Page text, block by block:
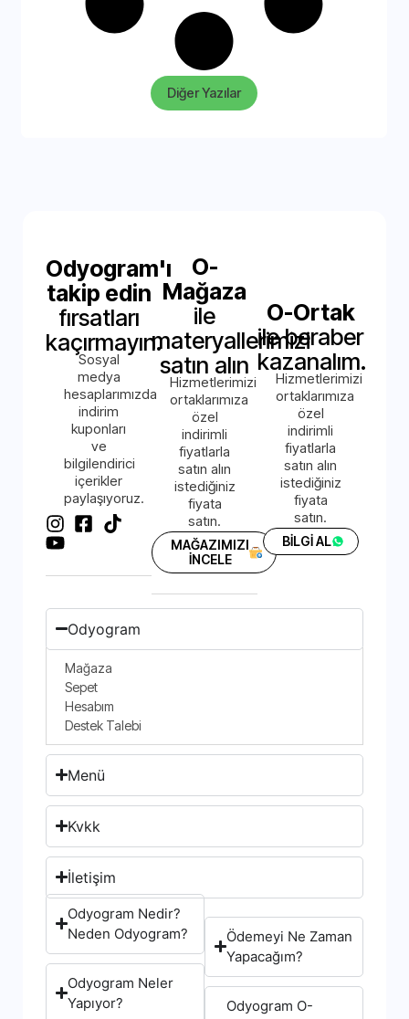
Diğer Yazılar
Odyogram'ı
takip edin
fırsatları
kaçırmayın.
Sosyal
medya
hesaplarımızda
indirim
kuponları
ve
bilgilendirici
içerikler
paylaşıyoruz.
O-
Mağaza
ile
materyallerimizi
satın alın
Hizmetlerimizi
ortaklarımıza
özel
indirimli
fiyatlarla
satın alın
istediğiniz
fiyata
satın.
MAĞAZIMIZI
İNCELE
O-Ortak
ile beraber
kazanalım.
Hizmetlerimizi
ortaklarımıza
özel
indirimli
fiyatlarla
satın alın
istediğiniz
fiyata
satın.
BİLGİ AL
Odyogram
Mağaza
Sepet
Hesabım
Destek Talebi
Menü
Kvkk
İletişim
Odyogram Nedir?
Neden Odyogram?
Odyogram Neler
Yapıyor?
Ödemeyi Ne Zaman
Yapacağım?
Odyogram O-